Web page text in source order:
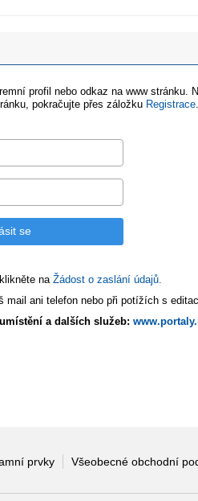
profil nebo odkaz na www stránku.
pokračujte přes záložku Registrace
na Žádost o zaslání údajů.
mail ani telefon nebo při potížích s
a dalších služeb:
prvky Všeobecné obchodní